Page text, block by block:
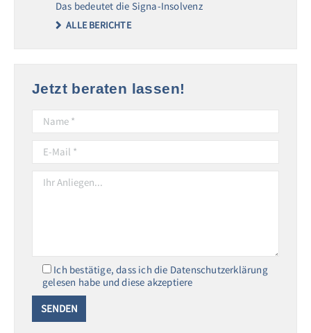
Das bedeutet die Signa-Insolvenz
ALLE BERICHTE
Jetzt beraten lassen!
Ich bestätige, dass ich die Datenschutzerklärung
gelesen habe und diese akzeptiere